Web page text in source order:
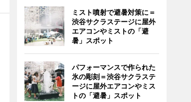
ミスト噴射で避暑対策に＝
渋谷サクラステージに屋外
エアコンやミストの「避
暑」スポット
パフォーマンスで作られた
氷の彫刻＝渋谷サクラステ
ージに屋外エアコンやミス
トの「避暑」スポット